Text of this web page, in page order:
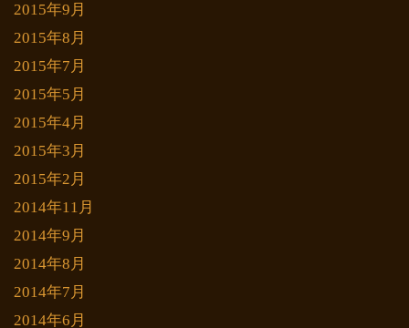
2015年9月
2015年8月
2015年7月
2015年5月
2015年4月
2015年3月
2015年2月
2014年11月
2014年9月
2014年8月
2014年7月
2014年6月